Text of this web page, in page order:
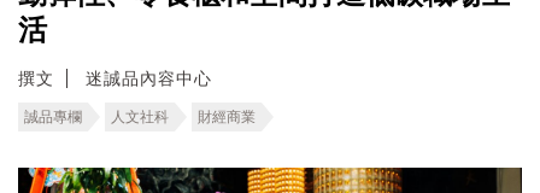
活
撰文 迷誠品內容中心
誠品專欄 人文社科 財經商業